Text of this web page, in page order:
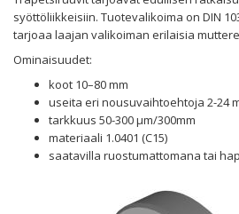
syöttöliikkeisiin. Tuotevalikoima on DIN
tarjoaa laajan valikoiman erilaisia
Ominaisuudet:
koot 10–80 mm
useita eri nousuvaihtoehtoja 2-24
tarkkuus 50-300 μm/300mm
materiaali 1.0401 (C15)
saatavilla ruostumattomana tai